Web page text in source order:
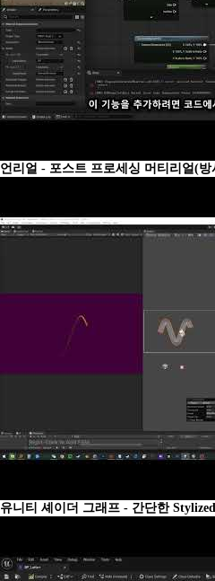
언리얼 - 포스트 프로세싱 머티리얼(
유니티 셰이더 그래프 - 간단한